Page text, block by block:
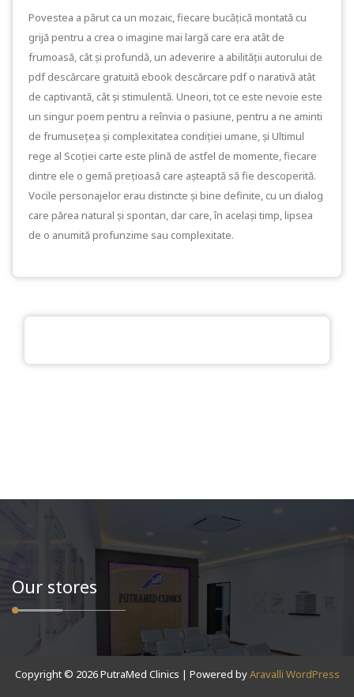
Povestea a părut ca un mozaic, fiecare bucățică montată cu
grijă pentru a crea o imagine mai largă care era atât de
frumoasă, cât și profundă, un adeverire a abilității autorului de
pdf descărcare gratuită ebook descărcare pdf o narativă atât
de captivantă, cât și stimulentă. Uneori, tot ce este nevoie este
un singur poem pentru a reînvia o pasiune, pentru a ne aminti
de frumusețea și complexitatea condiției umane, și Ultimul
rege al Scoției carte este plină de astfel de momente, fiecare
dintre ele o gemă prețioasă care așteaptă să fie descoperită.
Vocile personajelor erau distincte și bine definite, cu un dialog
care părea natural și spontan, dar care, în același timp, lipsea
de o anumită profunzime sau complexitate.
Our stores
Copyright © 2026 PutraMed Clinics | Powered byAravalli WordPress